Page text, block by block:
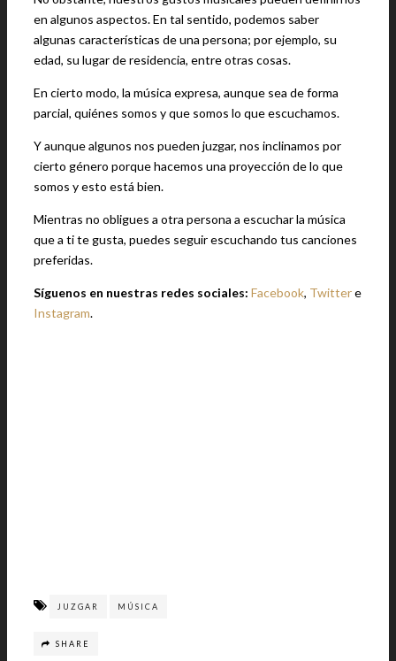
en algunos aspectos. En tal sentido, podemos saber
algunas características de una persona; por ejemplo, su
edad, su lugar de residencia, entre otras cosas.
En cierto modo, la música expresa, aunque sea de forma
parcial, quiénes somos y que somos lo que escuchamos.
Y aunque algunos nos pueden juzgar, nos inclinamos por
cierto género porque hacemos una proyección de lo que
somos y esto está bien.
Mientras no obligues a otra persona a escuchar la música
que a ti te gusta, puedes seguir escuchando tus canciones
preferidas.
Síguenos en nuestras redes sociales: Facebook, Twittere
Instagram.
JUZGAR MÚSICA
SHARE